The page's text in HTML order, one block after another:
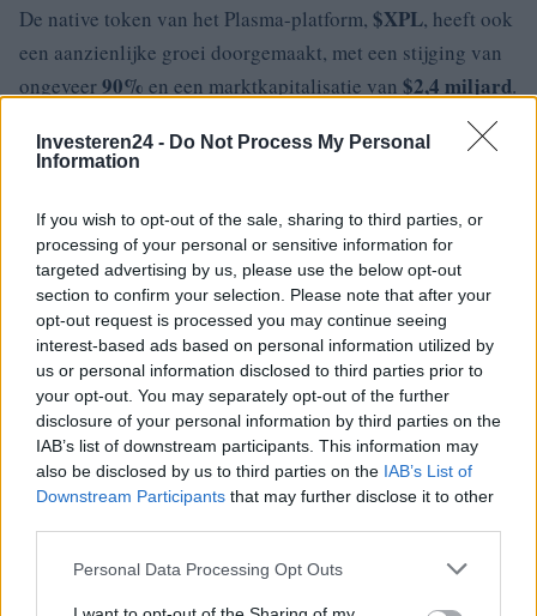
Investeren24 - Do Not Process My Personal
Information
If you wish to opt-out of the sale, sharing to third parties, or
processing of your personal or sensitive information for
targeted advertising by us, please use the below opt-out
section to confirm your selection. Please note that after your
opt-out request is processed you may continue seeing
interest-based ads based on personal information utilized by
us or personal information disclosed to third parties prior to
your opt-out. You may separately opt-out of the further
disclosure of your personal information by third parties on the
IAB’s list of downstream participants. This information may
also be disclosed by us to third parties on the IAB’s List of
Downstream Participants that may further disclose it to other
Please note that this website/app uses one or more Google
Personal Data Processing Opt Outs
De native token van het Plasma-platform, $XPL, heeft ook
een aanzienlijke groei doorgemaakt, met een stijging van
ongeveer90% en een marktkapitalisatie van $2,4 miljard.
Met deze veelbelovende ontwikkelingen rijst de vraag: wat
ligt er in het vooruitzicht voor Plasma? Dit artikel verkent
van Plasma en de potentiële toekomstige koers van zowel
het platform als zijn token.1
AUTEUR
Staff